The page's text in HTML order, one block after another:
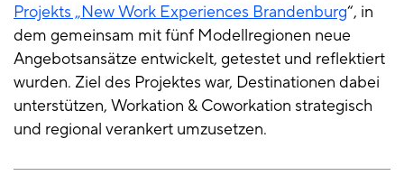
Projekts „New Work Experiences Brandenburg“, in
dem gemeinsam mit fünf Modellregionen neue
Angebotsansätze entwickelt, getestet und reflektiert
wurden. Ziel des Projektes war, Destinationen dabei
unterstützen, Workation & Coworkation strategisch
und regional verankert umzusetzen.